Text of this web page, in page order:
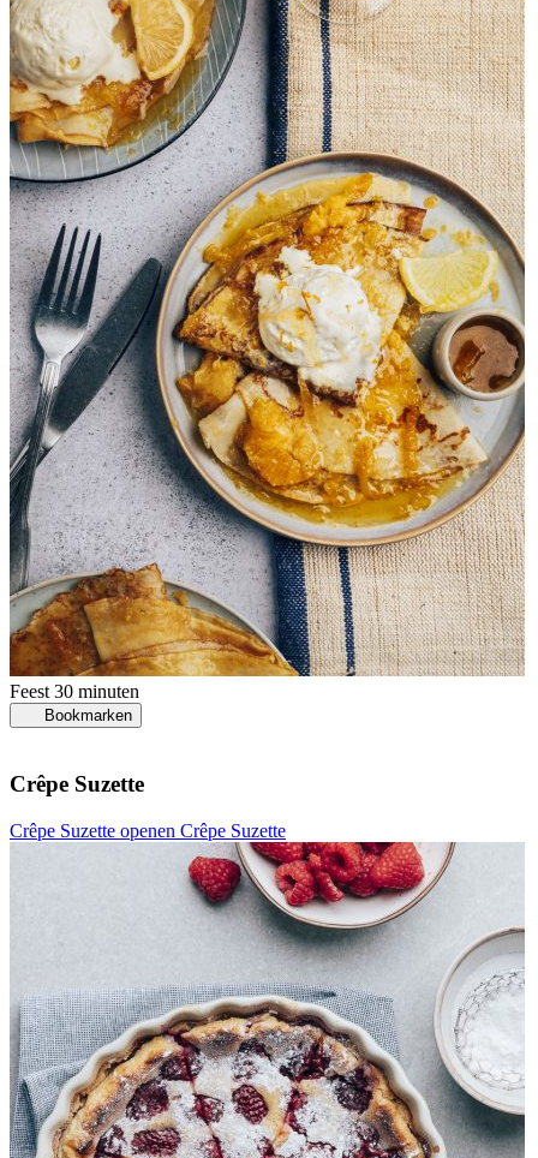
Feest 30 minuten
Bookmarken
Crêpe Suzette
Crêpe Suzette openen Crêpe Suzette